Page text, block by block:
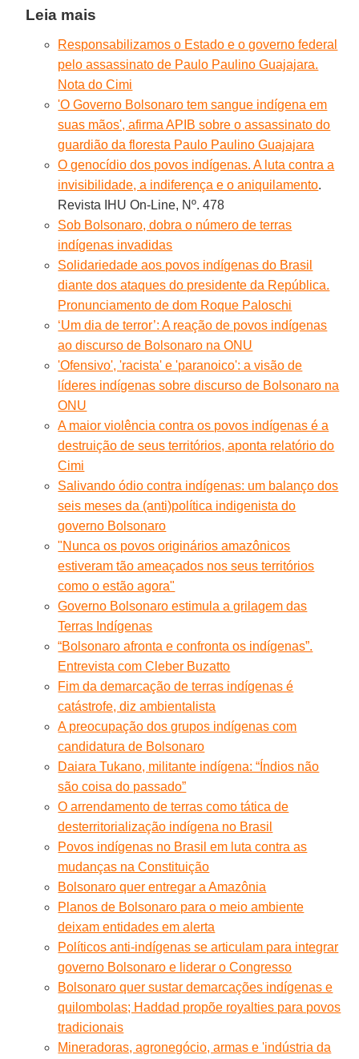
Leia mais
Responsabilizamos o Estado e o governo federal
pelo assassinato de Paulo Paulino Guajajara.
Nota do Cimi
'O Governo Bolsonaro tem sangue indígena em
suas mãos', afirma APIB sobre o assassinato do
guardião da floresta Paulo Paulino Guajajara
O genocídio dos povos indígenas. A luta contra a
invisibilidade, a indiferença e o aniquilamento.
Revista IHU On-Line, Nº. 478
Sob Bolsonaro, dobra o número de terras
indígenas invadidas
Solidariedade aos povos indígenas do Brasil
diante dos ataques do presidente da República.
Pronunciamento de dom Roque Paloschi
‘Um dia de terror’: A reação de povos indígenas
ao discurso de Bolsonaro na ONU
'Ofensivo', 'racista' e 'paranoico': a visão de
líderes indígenas sobre discurso de Bolsonaro na
ONU
A maior violência contra os povos indígenas é a
destruição de seus territórios, aponta relatório do
Cimi
Salivando ódio contra indígenas: um balanço dos
seis meses da (anti)política indigenista do
governo Bolsonaro
"Nunca os povos originários amazônicos
estiveram tão ameaçados nos seus territórios
como o estão agora"
Governo Bolsonaro estimula a grilagem das
Terras Indígenas
“Bolsonaro afronta e confronta os indígenas”.
Entrevista com Cleber Buzatto
Fim da demarcação de terras indígenas é
catástrofe, diz ambientalista
A preocupação dos grupos indígenas com
candidatura de Bolsonaro
Daiara Tukano, militante indígena: “Índios não
são coisa do passado”
O arrendamento de terras como tática de
desterritorialização indígena no Brasil
Povos indígenas no Brasil em luta contra as
mudanças na Constituição
Bolsonaro quer entregar a Amazônia
Planos de Bolsonaro para o meio ambiente
deixam entidades em alerta
Políticos anti-indígenas se articulam para integrar
governo Bolsonaro e liderar o Congresso
Bolsonaro quer sustar demarcações indígenas e
quilombolas; Haddad propõe royalties para povos
tradicionais
Mineradoras, agronegócio, armas e 'indústria da